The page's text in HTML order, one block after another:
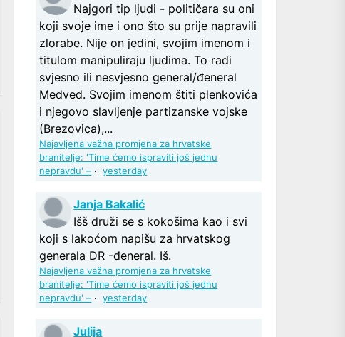
Najgori tip ljudi - političara su oni
koji svoje ime i ono što su prije napravili
zlorabe. Nije on jedini, svojim imenom i
titulom manipuliraju ljudima. To radi
svjesno ili nesvjesno general/đeneral
Medved. Svojim imenom štiti plenkovića
i njegovo slavljenje partizanske vojske
(Brezovica),...
Najavljena važna promjena za hrvatske
branitelje: 'Time ćemo ispraviti još jednu
nepravdu' – ·yesterday
Janja Bakalić
Išš druži se s kokošima kao i svi
koji s lakoćom napišu za hrvatskog
generala DR -đeneral. Iš.
Najavljena važna promjena za hrvatske
branitelje: 'Time ćemo ispraviti još jednu
nepravdu' – ·yesterday
Julija